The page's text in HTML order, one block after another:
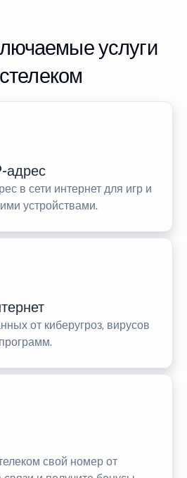
услуги
адрес
в сети интернет для игр и
устройствами.
от киберугроз, вирусов
свой номер от